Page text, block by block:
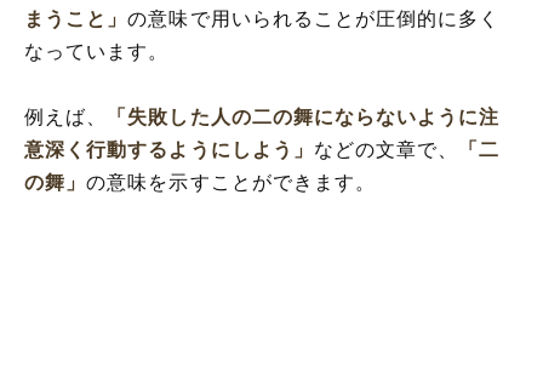
まうこと」の意味で用いられることが圧倒的に多く
なっています。
例えば、
「失敗した人の二の舞にならないように注
意深く行動するようにしよう」 などの文章で、
「二
の舞」の意味を示すことができます。